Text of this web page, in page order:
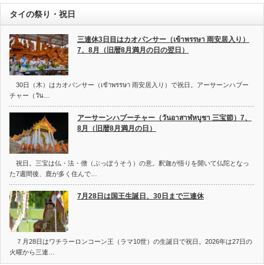
タイの祭り・祝日
三連休3日目はカオパンサー（เข้าพรรษา 雨安居入り）
7、8月（旧暦8月満月の日の翌日）
30日（木）はカオパンサー（เข้าพรรษา 雨安居入り）で祝日。アーサーンハブー
チャー（วัน…
アーサーンハブーチャー（วันอาสาฬหบูชา 三宝節）7、
8月（旧暦8月満月の日）
祝日。三宝は仏・法・僧（ぶっぽうそう）の意。釈迦が悟りを開いて仏陀となっ
た7週間後、鹿が多く住んで…
7月28日は国王生誕日、30日まで三連休
７月28日はワチラーロンコーン王（ラマ10世）の生誕日で祝日。2026年は27日の
火曜から三連…